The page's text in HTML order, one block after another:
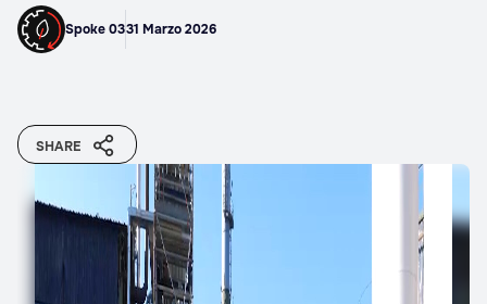
Spoke 0331 Marzo 2026
SHARE